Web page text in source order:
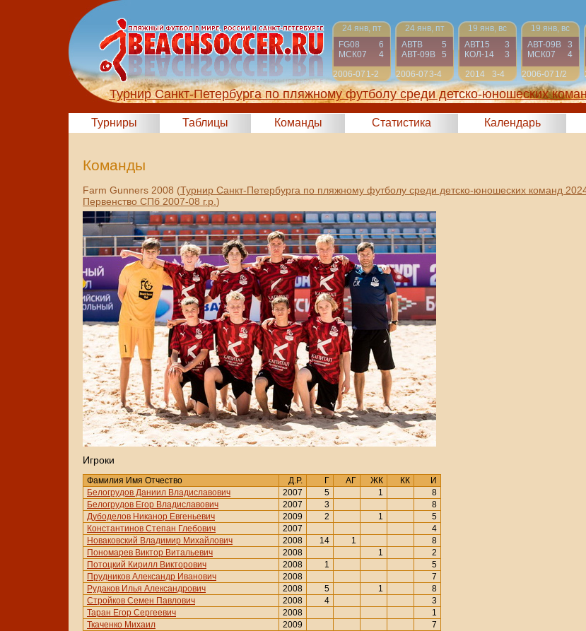
24 янв, пт
FG08
6
МСК07
4
2006-07 1-2
24 янв, пт
АВТВ
5
АВТ-09B
5
2006-073-4
19 янв, вс
АВТ15
3
КОЛ-14
3
2014
3-4
19 янв, вс
АВТ-09B
3
МСК07
4
2006-07 1/2
Турнир Санкт-Петербурга по пляжному футболу среди детско-юношеских
Турниры Таблицы Команды Статистика Календарь
Команды
Farm Gunners 2008 (Турнир Санкт-Петербурга по пляжному футболу среди детско-юношеских команд
Первенство СПб 2007-08 г.р. )
Игроки
Фамилия Имя Отчество Д.Р. Г АГ ЖК КК
И
Белогрудов Даниил Владиславович
2007 5 1
8
Белогрудов Егор Владиславович
2007 3
8
Дубоделов Никанор Евгеньевич
2009 2 1
5
Константинов Степан Глебович
2007
4
Новаковский Владимир Михайлович
2008 14 1
8
Пономарев Виктор Витальевич
2008 1
2
Потоцкий Кирилл Викторович
2008 1
5
Прудников Александр Иванович
2008
7
Рудаков Илья Александрович
2008 5 1
8
Стройков Семен Павлович
2008 4
3
Таран Егор Сергеевич
2008
1
Ткаченко Михаил
2009
7